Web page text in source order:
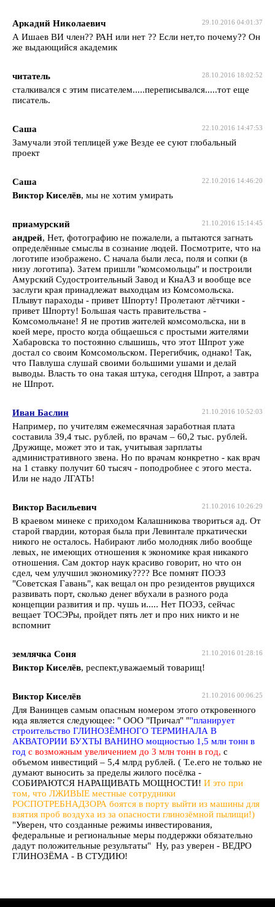
29.10.2016 04:01:37
Аркадий Николаевич
А Ишаев ВИ член?? РАН или нет ?? Если нет,то почему?? Он
же выдающийся академик
28.10.2016 18:02:52
читатель
сталкивался с этим писателем.....переписывался.....тот еще
писатель.
22.10.2016 14:47:53
Саша
Замучали этой теплицей уже Везде ее суют глобальный
проект
22.10.2016 14:46:20
Саша
Виктор Киселёв, мы не хотим умирать
21.10.2016 15:14:45
приамурский
андрей, Нет, фотографию не пожалели, а пытаются загнать
определённые смыслы в сознание людей. Посмотрите, что на
логотипе изображено. С начала были леса, поля и сопки (в
низу логотипа). Затем пришли "комсомольцы" и построили
Амурский Судостроительный Завод и КнаАЗ и вообще все
заслуги края принадлежат выходцам из Комсомольска.
Плывут параходы - привет Шпорту! Пролетают лётчики -
привет Шпорту! Большая часть правительства -
Комсомольчане! Я не против жителей комсомольска, ни в
коей мере, просто когда общаешься с простыми жителями
Хабаровска то постоянно слышишь, что этот Шпрот уже
достал со своим Комсомольском. Перегибчик, однако! Так,
что Павлуша слушай своими большими ушами и делай
выводы. Власть то она такая штука, сегодня Шпрот, а завтра
не Шпрот.
21.10.2016 10:52:03
Иван Баслин
Например, по учителям ежемесячная заработная плата
составила 39,4 тыс. рублей, по врачам – 60,2 тыс. рублей.
Дружище, может это и так, учитывая зарплаты
административного звена. Но по врачам конкретно - как врач
на 1 ставку получит 60 тысяч - поподробнее с этого места.
Или не надо ЛГАТЬ!
21.10.2016 10:26:29
Виктор Васильевич
В краевом минеке с приходом Калашникова твориться ад. От
старой гвардии, которая была при Левинтале пркатически
никого не осталось. Набирают либо молодняк либо вообще
левых, не имеющих отношения к экономике края никакого
отношения. Сам доктор наук красиво говорит, но что он
сдел, чем улучшил экономику???? Все помнят ПОЭЗ
"Советская Гавань", как вещал он про резидентов рвущихся
развивать порт, сколько денег вбухали в разного рода
концепции развития и пр. чушь и..... Нет ПОЭЗ, сейчас
вещает ТОСЭРы, пройдет пять лет и про них никто и не
вспомнит
21.10.2016 01:28:16
землячка Соня
Виктор Киселёв, респект,уважаемый товарищ!
21.10.2016 00:06:25
Виктор Киселёв
Для Ванинцев самым опасным номером этого откровенного
юда является следующее: " ООО "Причал" ""планирует
строительство ГЛИНОЗЁМНОГО ТЕРМИНАЛА В
АКВАТОРИИ БУХТЫ ВАНИНО мощностью 1,5 млн тонн в
год с возможным увеличением до 3 млн тонн в год, с
объемом инвестиций – 5,4 млрд рублей. ( Т.е.его не только не
думают выносить за пределы жилого посёлка -
СОБИРАЮТСЯ НАРАЩИВАТЬ МОЩНОСТИ! И это при
том, что ЛЖИВЫЕ местные сотрудники
РОСПОТРЕБНАДЗОРА боятся в порту выйти из машины для
взятия проб воздуха из за опасности глинозёмной пылищи!)
"Уверен, что созданные режимы инвестирования,
федеральные и региональные меры поддержки обязательно
дадут положительные результаты" Ну, раз уверен - ВЕДРО
ГЛИНОЗЁМА - В СТУДИЮ!